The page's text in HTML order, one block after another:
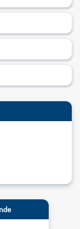
Sie das
minute nach
Angebote gibt es